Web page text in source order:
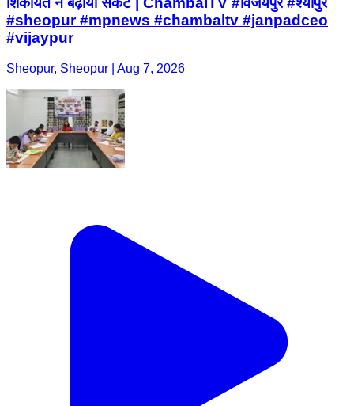
#sheopur #mpnews #chambaltv #janpadceo
#vijaypur
Sheopur, Sheopur | Aug 7, 2026